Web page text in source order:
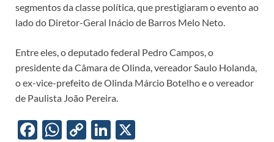
segmentos da classe política, que prestigiaram o evento ao
lado do Diretor-Geral Inácio de Barros Melo Neto.
Entre eles, o deputado federal Pedro Campos, o
presidente da Câmara de Olinda, vereador Saulo Holanda,
o ex-vice-prefeito de Olinda Márcio Botelho e o vereador
de Paulista João Pereira.
F
W C
Li